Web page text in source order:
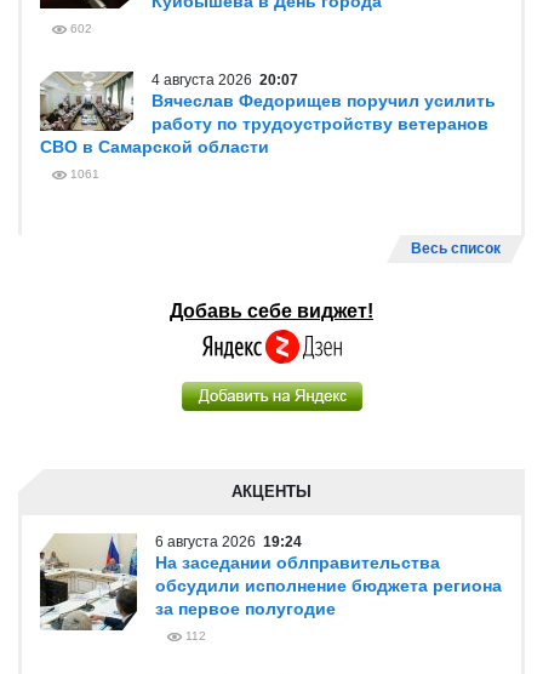
602
4 августа 2026 20:07
Вячеслав Федорищев поручил усилить
работу по трудоустройству ветеранов
СВО в Самарской области
1061
Весь список
Добавь себе виджет!
АКЦЕНТЫ
6 августа 2026 19:24
На заседании облправительства
обсудили исполнение бюджета региона
за первое полугодие
112